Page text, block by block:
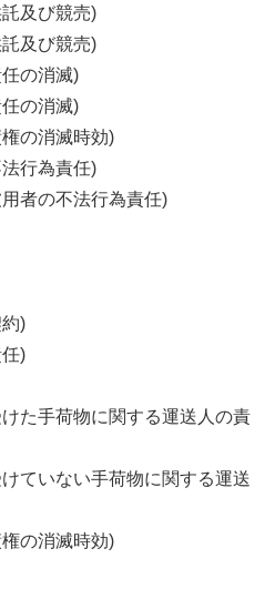
及び競売)
及び競売)
の消滅)
の消滅)
の消滅時効)
行為責任)
者の不法行為責任)
)
)
た手荷物に関する運送人の責
ていない手荷物に関する運送
の消滅時効)